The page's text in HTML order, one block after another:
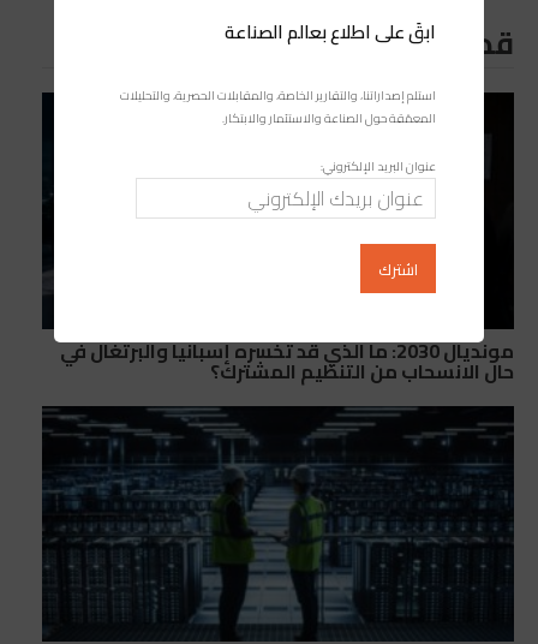
قد يعجبك ايضا
مونديال 2030: ما الذي قد تخسره إسبانيا والبرتغال في
حال الانسحاب من التنظيم المشترك؟
ابقَ على اطلاع بعالم الصناعة
استلم إصداراتنا، والتقارير الخاصة، والمقابلات الحصرية، والتحليلات
المعمّقة حول الصناعة والاستثمار والابتكار.
عنوان البريد الإلكتروني: